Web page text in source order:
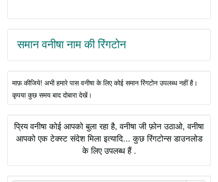
समान वनीषा नाम की रिंगटोन
माफ़ कीजिये! अभी हमारे पास वनीषा के लिए कोई समान रिंगटोन उपलब्ध नहीं है।
कृपया कुछ समय बाद दोबारा देखें।
प्रिय वनीषा कोई आपको बुला रहा है, वनीषा जी फ़ोन उठाओ, वनीषा
आपको एक टेक्स्ट संदेश मिला इत्यादि... कुछ रिंगटोन्स डाउनलोड
के लिए उपलब्ध हैं .